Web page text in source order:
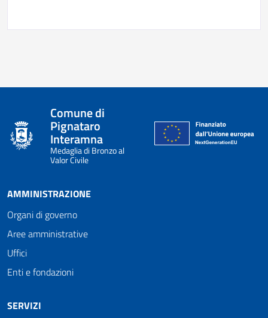
Comune di
Pignataro
Interamna
Medaglia di Bronzo al
Valor Civile
AMMINISTRAZIONE
Organi di governo
Aree amministrative
Uffici
Enti e fondazioni
SERVIZI